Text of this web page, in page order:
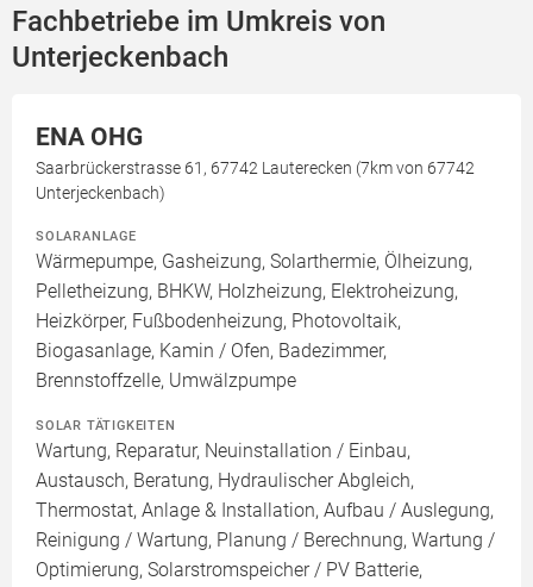
Fachbetriebe im Umkreis von
Unterjeckenbach
ENA OHG
Saarbrückerstrasse 61, 67742 Lauterecken (7km von 67742
Unterjeckenbach)
SOLARANLAGE
Wärmepumpe, Gasheizung, Solarthermie, Ölheizung,
Pelletheizung, BHKW, Holzheizung, Elektroheizung,
Heizkörper, Fußbodenheizung, Photovoltaik,
Biogasanlage, Kamin / Ofen, Badezimmer,
Brennstoffzelle, Umwälzpumpe
SOLAR TÄTIGKEITEN
Wartung, Reparatur, Neuinstallation / Einbau,
Austausch, Beratung, Hydraulischer Abgleich,
Thermostat, Anlage & Installation, Aufbau / Auslegung,
Reinigung / Wartung, Planung / Berechnung, Wartung /
Optimierung, Solarstromspeicher / PV Batterie,